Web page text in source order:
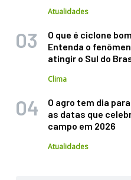
Atualidades
O que é ciclone
Entenda o
atingir o Sul do
Clima
O agro tem dia
as datas que
campo em 2026
Atualidades